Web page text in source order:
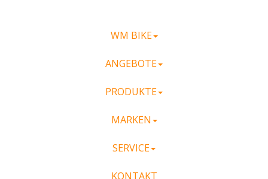
WM BIKE
ANGEBOTE
PRODUKTE
MARKEN
SERVICE
KONTAKT